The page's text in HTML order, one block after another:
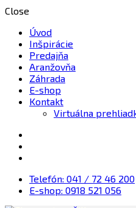
Close
Úvod
Inšpirácie
Predajňa
Aranžovňa
Záhrada
E-shop
Kontakt
Virtuálna
Telefón: 041 / 72 46 200
E-shop: 0918 521 056